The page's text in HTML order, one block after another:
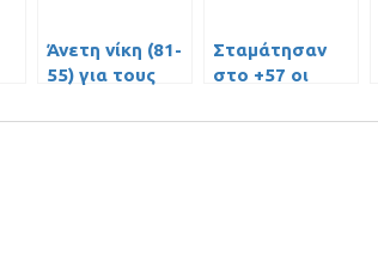
Άνετη νίκη (81-
55) για τους
Πλάτωνα
Σταμάτησαν
στο +57 οι